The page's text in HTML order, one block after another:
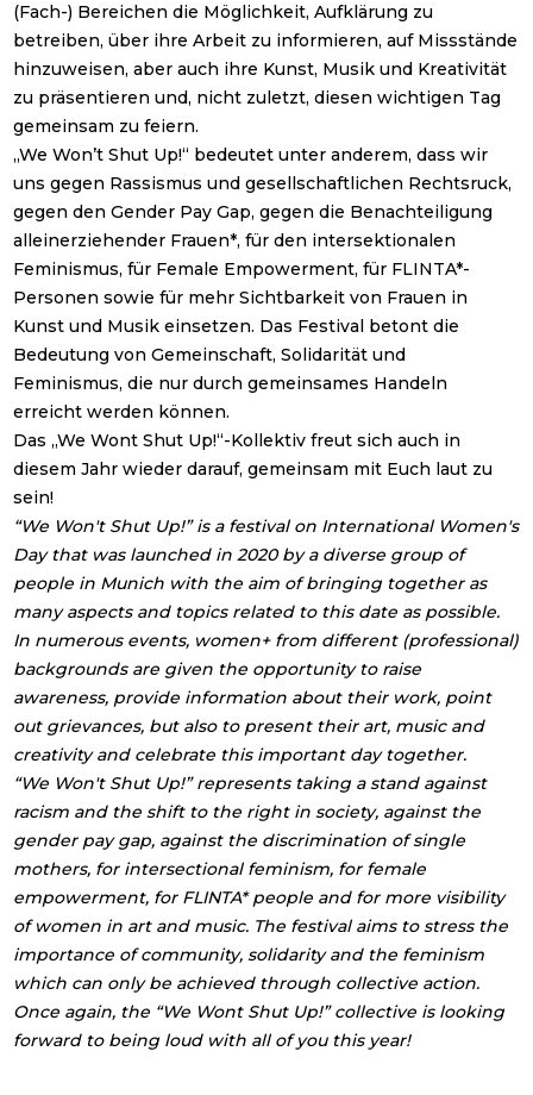
(Fach-) Bereichen die Möglichkeit, Aufklärung zu
betreiben, über ihre Arbeit zu informieren, auf Missstände
hinzuweisen, aber auch ihre Kunst, Musik und Kreativität
zu präsentieren und, nicht zuletzt, diesen wichtigen Tag
gemeinsam zu feiern.
„We Won’t Shut Up!“ bedeutet unter anderem, dass wir
uns gegen Rassismus und gesellschaftlichen Rechtsruck,
gegen den Gender Pay Gap, gegen die Benachteiligung
alleinerziehender Frauen*, für den intersektionalen
Feminismus, für Female Empowerment, für FLINTA*-
Personen sowie für mehr Sichtbarkeit von Frauen in
Kunst und Musik einsetzen. Das Festival betont die
Bedeutung von Gemeinschaft, Solidarität und
Feminismus, die nur durch gemeinsames Handeln
erreicht werden können.
Das „We Wont Shut Up!“-Kollektiv freut sich auch in
diesem Jahr wieder darauf, gemeinsam mit Euch laut zu
sein!
“We Won't Shut Up!” is a festival on International Women's
Day that was launched in 2020 by a diverse group of
people in Munich with the aim of bringing together as
many aspects and topics related to this date as possible.
In numerous events, women+ from different (professional)
backgrounds are given the opportunity to raise
awareness, provide information about their work, point
out grievances, but also to present their art, music and
creativity and celebrate this important day together.
“We Won't Shut Up!” represents taking a stand against
racism and the shift to the right in society, against the
gender pay gap, against the discrimination of single
mothers, for intersectional feminism, for female
empowerment, for FLINTA* people and for more visibility
of women in art and music. The festival aims to stress the
importance of community, solidarity and the feminism
which can only be achieved through collective action.
Once again, the “We Wont Shut Up!” collective is looking
forward to being loud with all of you this year!